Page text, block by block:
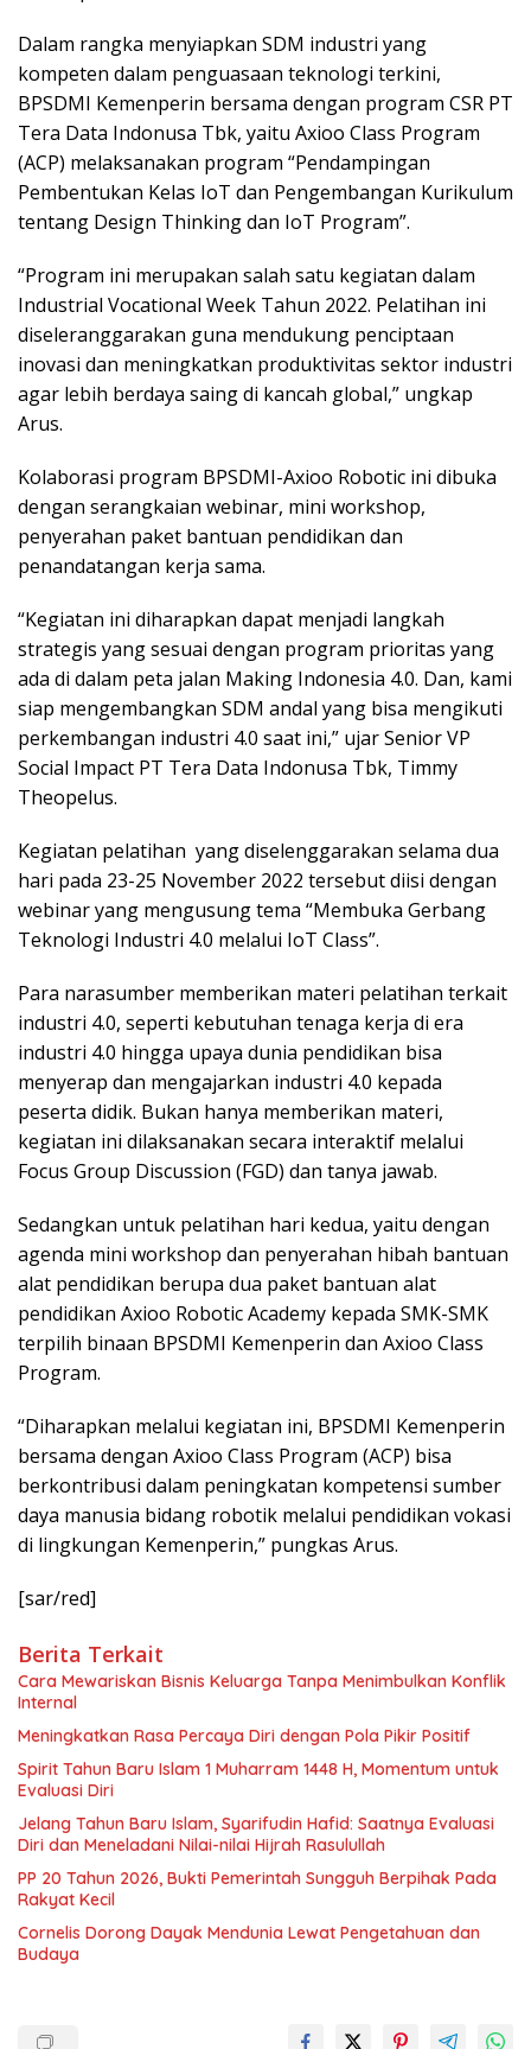
Dalam rangka menyiapkan SDM industri yang
kompeten dalam penguasaan teknologi terkini,
BPSDMI Kemenperin bersama dengan program CSR PT
Tera Data Indonusa Tbk, yaitu Axioo Class Program
(ACP) melaksanakan program “Pendampingan
Pembentukan Kelas IoT dan Pengembangan Kurikulum
tentang Design Thinking dan IoT Program”.
“Program ini merupakan salah satu kegiatan dalam
Industrial Vocational Week Tahun 2022. Pelatihan ini
diseleranggarakan guna mendukung penciptaan
inovasi dan meningkatkan produktivitas sektor industri
agar lebih berdaya saing di kancah global,” ungkap
Arus.
Kolaborasi program BPSDMI-Axioo Robotic ini dibuka
dengan serangkaian webinar, mini workshop,
penyerahan paket bantuan pendidikan dan
penandatangan kerja sama.
“Kegiatan ini diharapkan dapat menjadi langkah
strategis yang sesuai dengan program prioritas yang
ada di dalam peta jalan Making Indonesia 4.0. Dan, kami
siap mengembangkan SDM andal yang bisa mengikuti
perkembangan industri 4.0 saat ini,” ujar Senior VP
Social Impact PT Tera Data Indonusa Tbk, Timmy
Theopelus.
Kegiatan pelatihan yang diselenggarakan selama dua
hari pada 23-25 November 2022 tersebut diisi dengan
webinar yang mengusung tema “Membuka Gerbang
Teknologi Industri 4.0 melalui IoT Class”.
Para narasumber memberikan materi pelatihan terkait
industri 4.0, seperti kebutuhan tenaga kerja di era
industri 4.0 hingga upaya dunia pendidikan bisa
menyerap dan mengajarkan industri 4.0 kepada
peserta didik. Bukan hanya memberikan materi,
kegiatan ini dilaksanakan secara interaktif melalui
Focus Group Discussion (FGD) dan tanya jawab.
Sedangkan untuk pelatihan hari kedua, yaitu dengan
agenda mini workshop dan penyerahan hibah bantuan
alat pendidikan berupa dua paket bantuan alat
pendidikan Axioo Robotic Academy kepada SMK-SMK
terpilih binaan BPSDMI Kemenperin dan Axioo Class
Program.
“Diharapkan melalui kegiatan ini, BPSDMI Kemenperin
bersama dengan Axioo Class Program (ACP) bisa
berkontribusi dalam peningkatan kompetensi sumber
daya manusia bidang robotik melalui pendidikan vokasi
di lingkungan Kemenperin,” pungkas Arus.
[sar/red]
Berita Terkait
Cara Mewariskan Bisnis Keluarga Tanpa Menimbulkan Konflik
Internal
Meningkatkan Rasa Percaya Diri dengan Pola Pikir Positif
Spirit Tahun Baru Islam 1 Muharram 1448 H, Momentum untuk
Evaluasi Diri
Jelang Tahun Baru Islam, Syarifudin Hafid: Saatnya Evaluasi
Diri dan Meneladani Nilai-nilai Hijrah Rasulullah
PP 20 Tahun 2026, Bukti Pemerintah Sungguh Berpihak Pada
Rakyat Kecil
Cornelis Dorong Dayak Mendunia Lewat Pengetahuan dan
Budaya